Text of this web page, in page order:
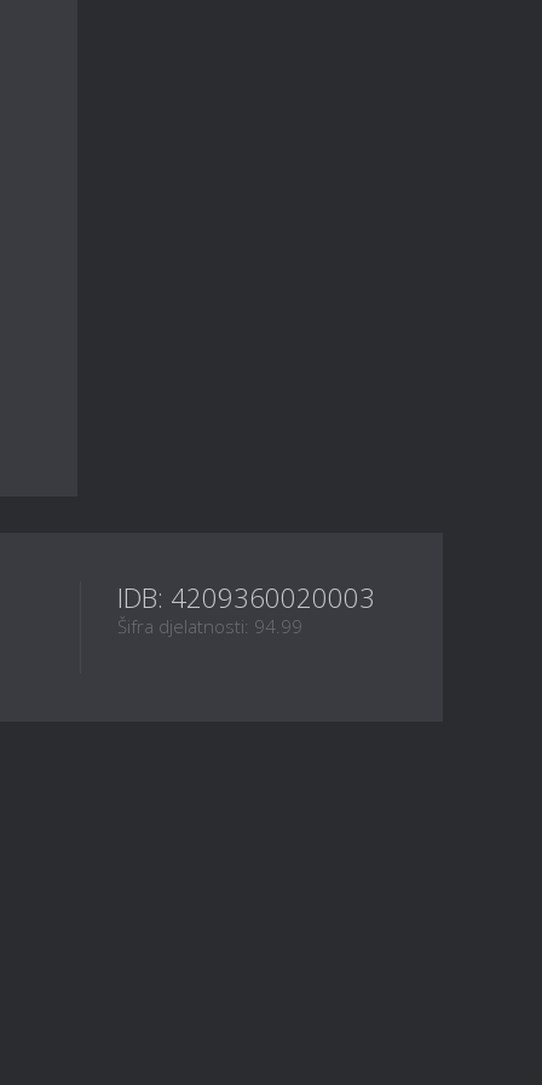
IDB: 4209360020003
Šifra djelatnosti: 94.99